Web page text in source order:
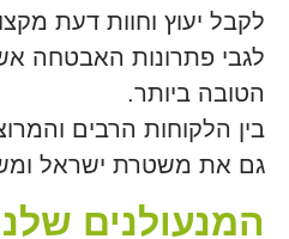
לקבל יעוץ וחוות דעת
לגבי פתרונות האבטחה
הטובה ביותר.
בין הלקוחות הרבים
גם את משטרת ישראל
המנעולנים